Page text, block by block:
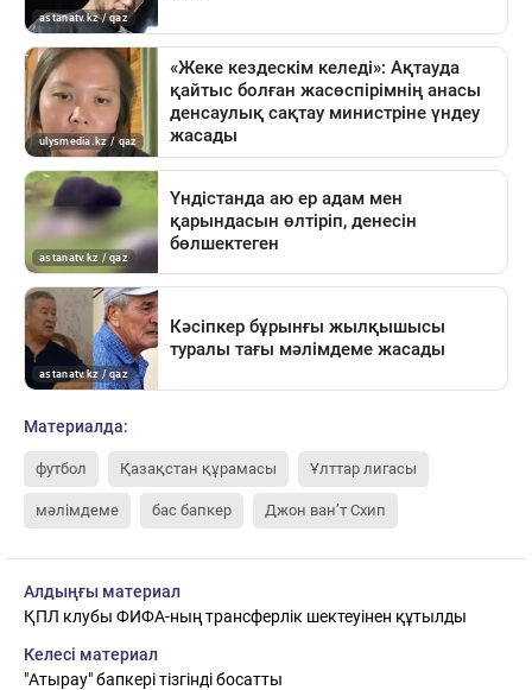
Материалда:
футбол Қазақстан құрамасы Ұлттар лигасы
мәлімдеме бас бапкер Джон ван’т Схип
Алдыңғы материал
ҚПЛ клубы ФИФА-ның трансферлік шектеуінен құтылды
Келесі материал
"Атырау" бапкері тізгінді босатты